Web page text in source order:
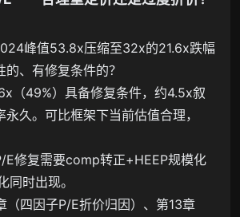
峰值53.8x压缩至32x的21.6x跌幅
、有修复条件的？
（49%）具备修复条件，约4.5x叙
久。可比框架下当前估值合理，
E修复需要comp转正+HEEP规模化
同时出现。
（四因子P/E折价归因）、第13章